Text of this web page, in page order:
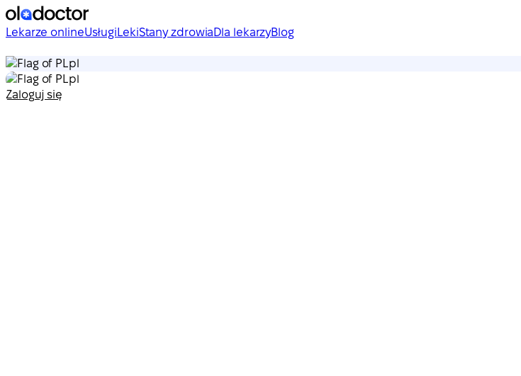
Lekarze onlineUsługi LekiStany zdrowiaDla lekarzyBlog
pl
pl
Zaloguj się